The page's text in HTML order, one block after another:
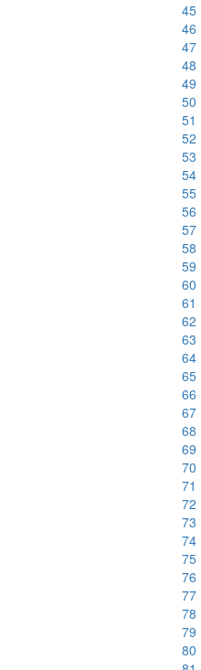
45
46
47
48
49
50
51
52
53
54
55
56
57
58
59
60
61
62
63
64
65
66
67
68
69
70
71
72
73
74
75
76
77
78
79
80